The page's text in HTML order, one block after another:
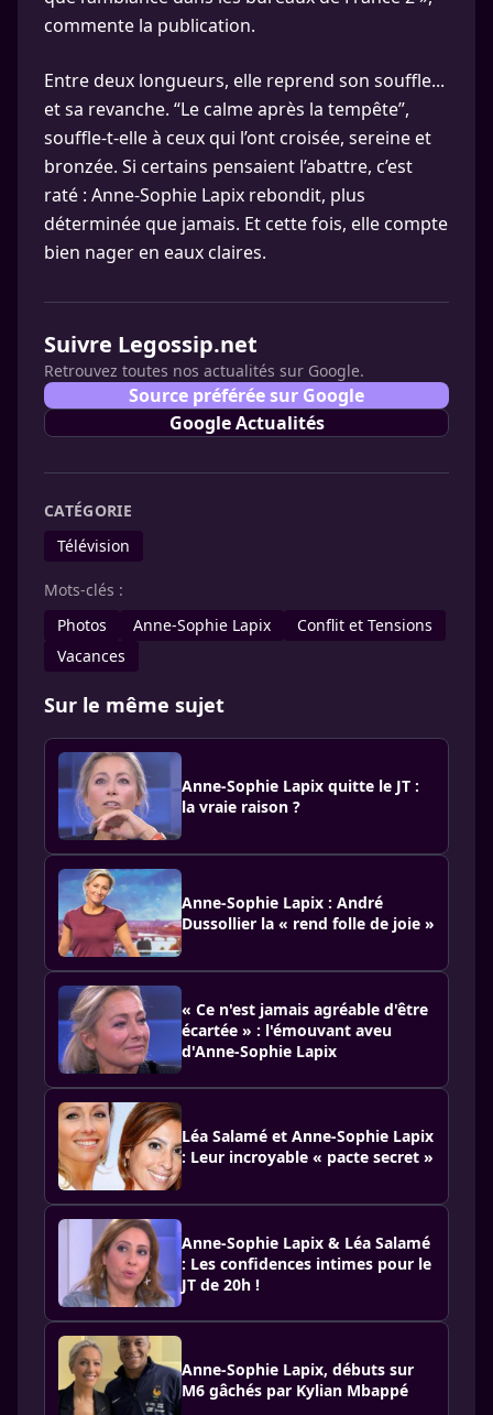
commente la publication.
Entre deux longueurs, elle reprend son souffle...
et sa revanche. “Le calme après la tempête”,
souffle-t-elle à ceux qui l’ont croisée, sereine et
bronzée. Si certains pensaient l’abattre, c’est
raté : Anne-Sophie Lapix rebondit, plus
déterminée que jamais. Et cette fois, elle compte
bien nager en eaux claires.
Suivre Legossip.net
Retrouvez toutes nos actualités sur Google.
Source préférée sur Google
Google Actualités
CATÉGORIE
Télévision
Mots-clés :
Photos
Anne-Sophie Lapix
Conflit et Tensions
Vacances
Sur le même sujet
Anne-Sophie Lapix quitte le JT :
la vraie raison ?
Anne-Sophie Lapix : André
Dussollier la « rend folle de joie »
« Ce n'est jamais agréable d'être
écartée » : l'émouvant aveu
d'Anne-Sophie Lapix
Léa Salamé et Anne-Sophie Lapix
: Leur incroyable « pacte secret »
Anne-Sophie Lapix & Léa Salamé
: Les confidences intimes pour le
JT de 20h !
Anne-Sophie Lapix, débuts sur
M6 gâchés par Kylian Mbappé